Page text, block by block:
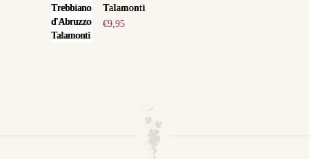
Talamonti
€9,95